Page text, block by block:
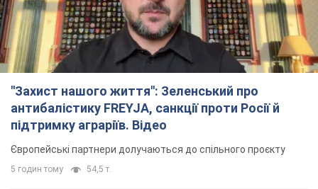
"Захист нашого життя": Зеленський про
антибалістику FREYJA, санкції проти Росії й
підтримку аграріїв. Відео
Європейські партнери долучаються до спільного проєкту
5 годин тому 54,5 т.